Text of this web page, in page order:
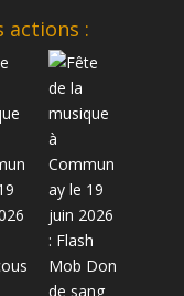
actions :